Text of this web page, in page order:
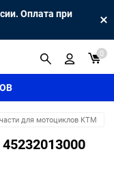
Оплата при
0
для мотоциклов KTM